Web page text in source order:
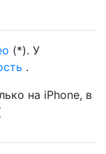
(*). У
.
на iPhone, в